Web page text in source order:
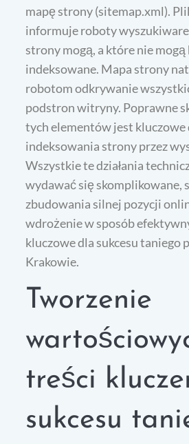
mapę strony (sitemap.xml).
informuje roboty
strony mogą, a które nie mogą
indeksowane. Mapa strony
robotom odkrywanie
podstron witryny. Poprawne
tych elementów jest
indeksowania strony przez
Wszystkie te działania
wydawać się skomplikowane,
zbudowania silnej pozycji
wdrożenie w sposób
kluczowe dla sukcesu taniego
Krakowie.
Tworzenie
treści
sukcesu